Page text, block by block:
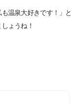
温泉大好きです！」と
ょうね！